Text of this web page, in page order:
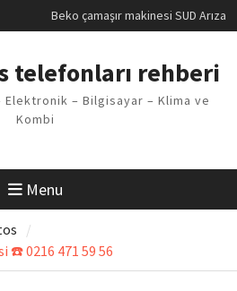
Beko çamaşır makinesi SUD Arıza
Kodu
Kodu
Arızası Çözümü
E02 Arıza Kodu Regal kombi
Viessmann kombi F3 Hatası
Çözüm Yöntemleri
telefonları rehberi
Elektronik – Bilgisayar – Klima ve
Kombi
Menu
☎️ 0216 471 59 56